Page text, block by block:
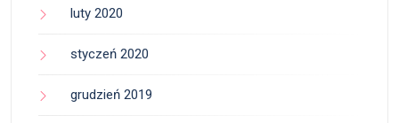
luty 2020
styczeń 2020
grudzień 2019